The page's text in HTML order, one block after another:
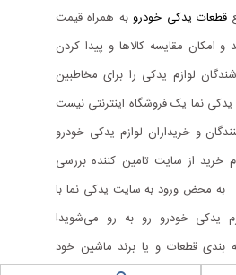
قطعات یدکی خودروبه همراه قیمت
امکان مقایسه کالاها و پیدا کردن
لوازم یدکی را برای مخاطبین
نما یک فروشگاه اینترنتی نیست
و خریداران لوازم یدکی خودرو
خرید از سایت تامین کننده بررسی
. به محض ورود به سایت یدکی نما با
یدکی خودرو رو به رو می‌شوید!
بندی قطعات و یا برند ماشین خود